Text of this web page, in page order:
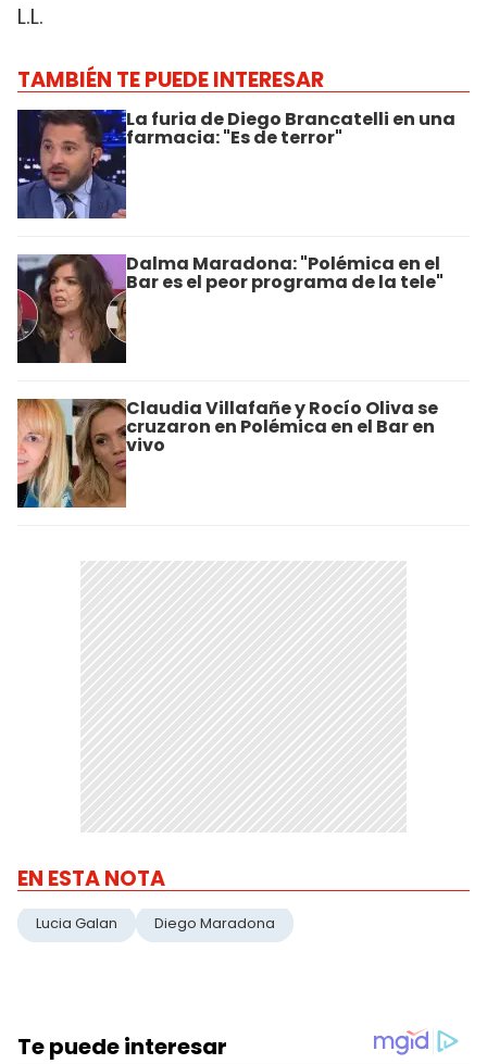
L.L.
TAMBIÉN TE PUEDE INTERESAR
La furia de Diego Brancatelli en una
farmacia: "Es de terror"
Dalma Maradona: "Polémica en el
Bar es el peor programa de la tele"
Claudia Villafañe y Rocío Oliva se
cruzaron en Polémica en el Bar en
vivo
EN ESTA NOTA
Lucia Galan Diego Maradona